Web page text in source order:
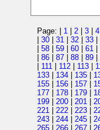
Page: | 1 | 2 | 3 | 4
| 30 | 31 | 32 | 33 |
| 58 | 59 | 60 | 61 |
| 86 | 87 | 88 | 89 |
| 111 | 112 | 113 |
133 | 134 | 135 |
155 | 156 | 157 |
177 | 178 | 179 |
199 | 200 | 201 |
221 | 222 | 223 |
243 | 244 | 245 |
265 | 266 | 267 |